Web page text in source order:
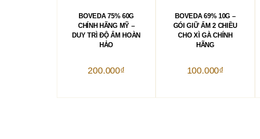
BOVEDA 75% 60G
CHÍNH HÃNG MỸ –
DUY TRÌ ĐỘ ẨM HOÀN
HẢO
200.000₫
BOVEDA 69% 10G –
GÓI GIỮ ẨM 2 CHIỀU
CHO XÌ GÀ CHÍNH
HÃNG
100.000₫